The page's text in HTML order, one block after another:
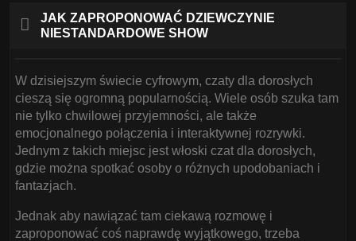
JAK ZAPROPONOWAĆ DZIEWCZYNIE
NIESTANDARDOWE SHOW
W dzisiejszym świecie cyfrowym, czaty dla dorosłych
cieszą się ogromną popularnością. Wiele osób szuka tam
nie tylko chwilowej przyjemności, ale także
emocjonalnego połączenia i interaktywnej rozrywki.
Jednym z takich miejsc jest włoski czat dla dorosłych,
gdzie można spotkać osoby o różnych upodobaniach i
fantazjach.
Jednak aby nawiązać tam ciekawą rozmowę i
zaproponować coś naprawdę wyjątkowego, trzeba